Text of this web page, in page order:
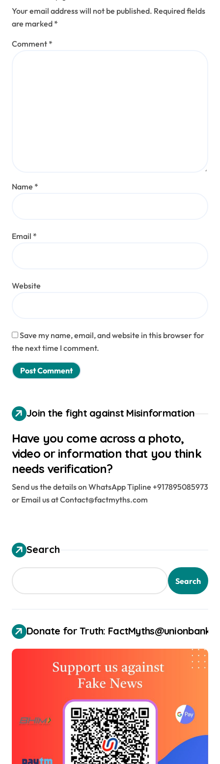
Your email address will not be published. Required fields
are marked *
Comment *
Name *
Email *
Website
Save my name, email, and website in this browser for
the next time I comment.
Join the fight against Misinformation
Have you come across a photo,
video or information that you think
needs verification?
Send us the details on WhatsApp Tipline +917895085973
or Email us at Contact@factmyths.com
Search
Search
Donate for Truth: FactMyths@unionbank